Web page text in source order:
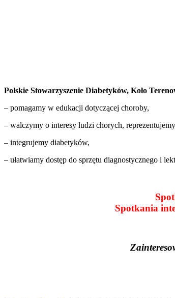
Polskie Stowarzyszenie Diabetyków, Koło
– pomagamy w edukacji dotyczącej choroby,
– walczymy o interesy ludzi chorych,
– integrujemy diabetyków,
– ułatwiamy dostęp do sprzętu diagnostycznego i
Spotkania